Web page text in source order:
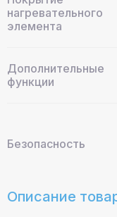
нагревательного
элемента
Дополнительные
функции
Безопасность
Описание